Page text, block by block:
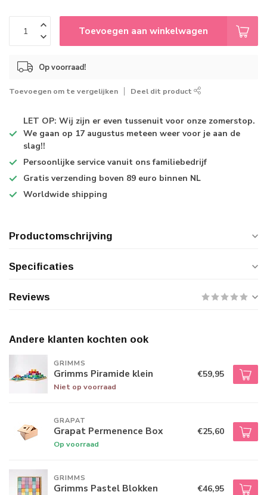
Toevoegen aan winkelwagen
Op voorraad!
Toevoegen om te vergelijken Deel dit product
LET OP: Wij zijn er even tussenuit voor onze zomerstop.
We gaan op 17 augustus meteen weer voor je aan de
slag!!
Persoonlijke service vanuit ons familiebedrijf
Gratis verzending boven 89 euro binnen NL
Worldwide shipping
Productomschrijving
Specificaties
Reviews
Andere klanten kochten ook
GRIMMS
Grimms Piramide klein
Niet op voorraad
€59,95
GRAPAT
Grapat Permenence Box
Op voorraad
€25,60
GRIMMS
Grimms Pastel Blokken €46,95